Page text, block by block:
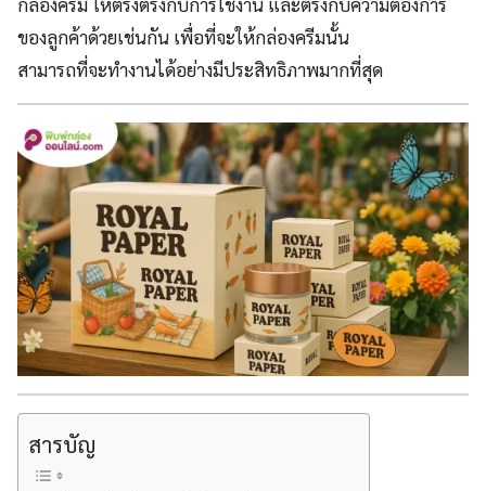
ของลูกค้าด้วยเช่นกัน เพื่อที่จะให้กล่องครีมนั้น
สามารถที่จะทำงานได้อย่างมีประสิทธิภาพมากที่สุด
สารบัญ